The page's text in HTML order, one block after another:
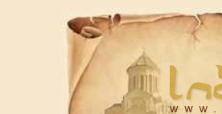
Website